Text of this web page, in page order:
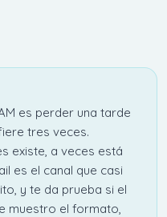
Comenzar
es perder una tarde
tres veces.
existe, a veces está
es el canal que casi
y te da prueba si el
muestro el formato,